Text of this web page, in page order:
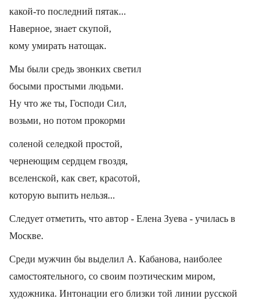
какой-то последний пятак...
Наверное, знает скупой,
кому умирать натощак.
Мы были средь звонких светил
босыми простыми людьми.
Ну что же ты, Господи Сил,
возьми, но потом прокорми
соленой селедкой простой,
чернеющим сердцем гвоздя,
вселенской, как свет, красотой,
которую выпить нельзя...
Следует отметить, что автор - Елена Зуева - училась в
Москве.
Среди мужчин бы выделил А. Кабанова, наиболее
самостоятельного, со своим поэтическим миром,
художника. Интонации его близки той линии русской